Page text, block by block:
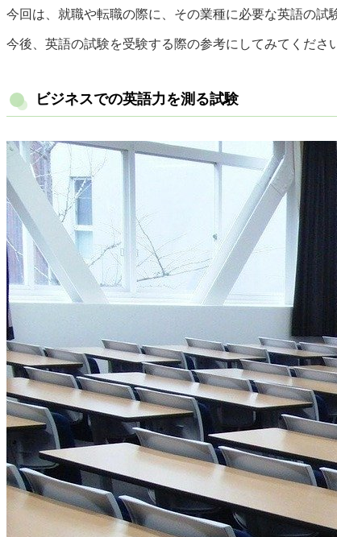
今回は、就職や転職の際に、その業種に必要な英語の試
今後、英語の試験を受験する際の参考にしてみてくださ
ビジネスでの英語力を測る試験